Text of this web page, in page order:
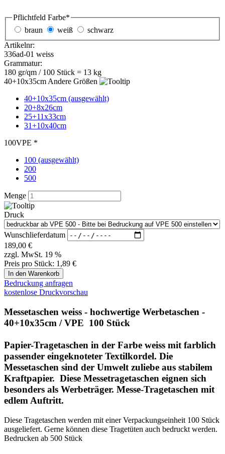
500
Druck
Wunschlieferdatum
189,00€
zzgl. MwSt. 19 %
Preis pro Stück:1,89 €
Bedruckung anfragen
40+10x35cm / VPE 100 Stück
Papier-Tragetaschen in der Farbe weiss mit farblich
passender eingeknoteter Textilkordel. Die
Messetaschen sind der Umwelt zuliebe aus stabilem
Kraftpapier. Diese Messetragetaschen eignen sich
besonders als Werbeträger. Messe-Tragetaschen mit
edlem Auftritt.
Diese Tragetaschen werden mit einer Verpackungseinheit 100 Stück
ausgeliefert. Gerne können diese Tragetüten auch bedruckt werden.
Bedrucken ab 500 Stück
Übersicht Messetaschen
Messetaschen bedrucken
Messetaschen Beschreibung
Bedrucken von Messetaschen
Der Aufdruck erfolgt im Offsetdruckverfahren.
In unserem Shop können Sie das jeweilige Produkt,
welches Sie bedrucken wollen, auswählen. Dann gehen
Sie auf die Produkt-Detailseite und stellen die richtige